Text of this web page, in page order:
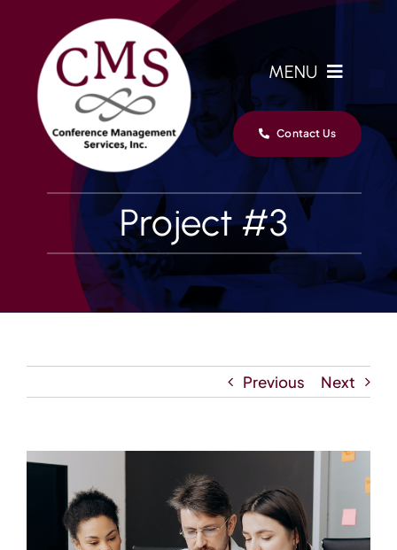
content
MENU
Home
Services
Clients
Contact Us
Project #3
Previous Next
View
Image